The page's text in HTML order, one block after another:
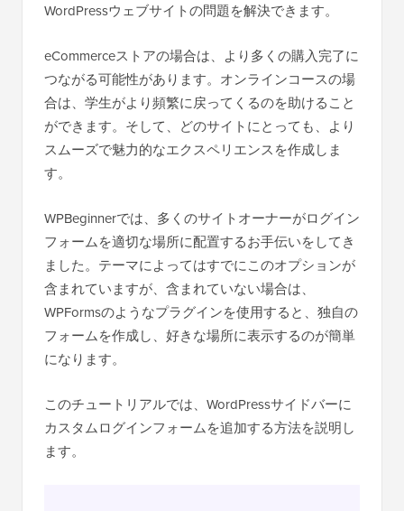
WordPressウェブサイトの問題を解決できます。
eCommerceストアの場合は、より多くの購入完了に
つながる可能性があります。オンラインコースの場
合は、学生がより頻繁に戻ってくるのを助けること
ができます。そして、どのサイトにとっても、より
スムーズで魅力的なエクスペリエンスを作成しま
す。
WPBeginnerでは、多くのサイトオーナーがログイン
フォームを適切な場所に配置するお手伝いをしてき
ました。テーマによってはすでにこのオプションが
含まれていますが、含まれていない場合は、
WPFormsのようなプラグインを使用すると、独自の
フォームを作成し、好きな場所に表示するのが簡単
になります。
このチュートリアルでは、WordPressサイドバーに
カスタムログインフォームを追加する方法を説明し
ます。